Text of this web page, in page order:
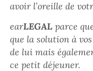
avoir l’oreille de
earLEGAL parce
que la solution à
de lui mais
ce petit déjeuner.